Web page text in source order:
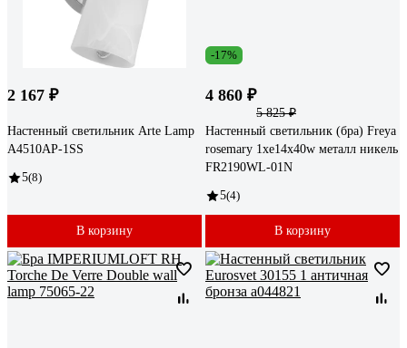
2 167 ₽
Настенный светильник Arte Lamp
A4510AP-1SS
5(8)
В корзину
-17%
4 860 ₽
5 825 ₽
Настенный светильник (бра) Freya
rosemary 1хe14x40w металл никель
FR2190WL-01N
5(4)
В корзину